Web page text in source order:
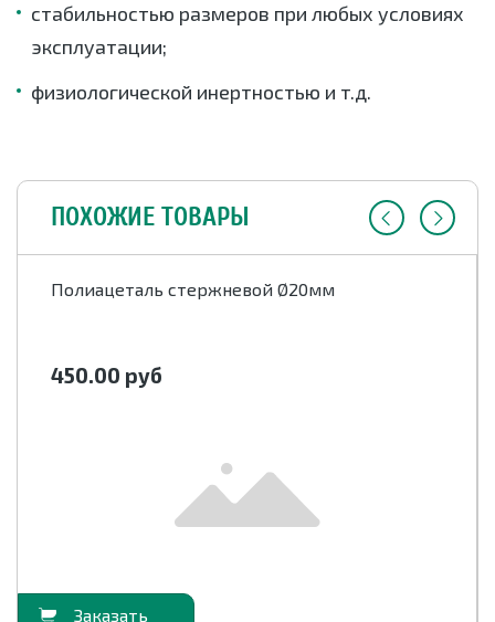
стабильностью размеров при любых условиях
эксплуатации;
физиологической инертностью и т.д.
ПОХОЖИЕ ТОВАРЫ
Полиацеталь стержневой Ø20мм
450.00 руб